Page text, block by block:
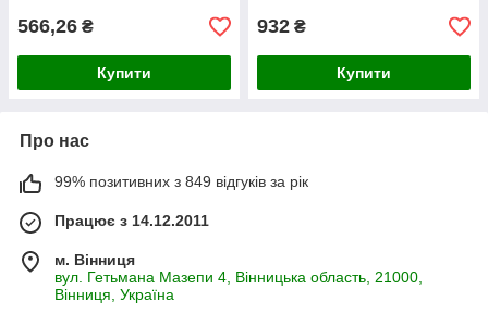
566,26 ₴
Купити
932 ₴
Купити
Про нас
99% позитивних з 849 відгуків за рік
Працює з 14.12.2011
м. Вінниця
вул. Гетьмана Мазепи 4, Вінницька область, 21000,
Вінниця, Україна